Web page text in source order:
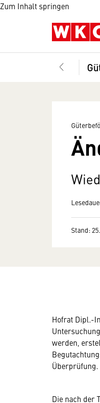
Zum Inhalt springen
Stand:
Hofrat Dipl.-
werden,
Überprüfung.
Die nach der